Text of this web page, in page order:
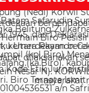
dan
kemerdekaan
dilaksanakan
Etik
masyarakat